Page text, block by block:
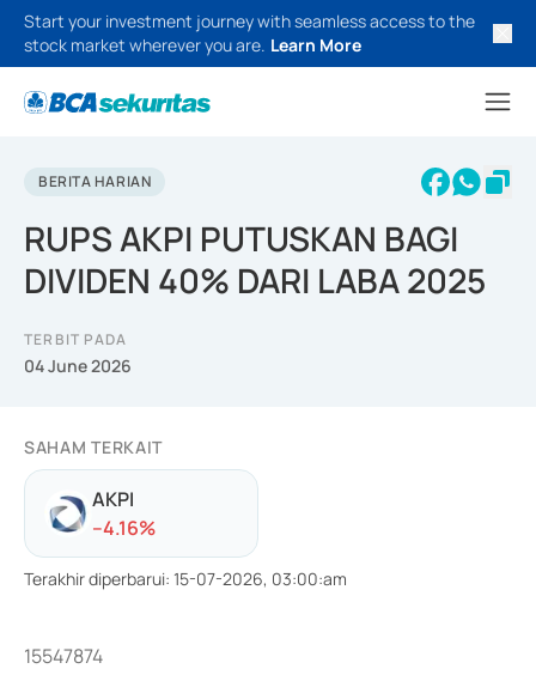
Start your investment journey with seamless access to the
stock market wherever you are. Learn More
BERITA HARIAN
RUPS AKPI PUTUSKAN BAGI
DIVIDEN 40% DARI LABA 2025
TERBIT PADA
04 June 2026
SAHAM TERKAIT
AKPI
--4.16%
Terakhir diperbarui: 15-07-2026, 03:00:am
15547874